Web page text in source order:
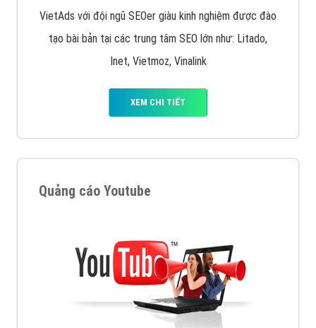
VietAds với đội ngũ SEOer giàu kinh nghiệm được đào
tạo bài bản tại các trung tâm SEO lớn như: Litado,
Inet, Vietmoz, Vinalink
XEM CHI TIẾT
Quảng cáo Youtube